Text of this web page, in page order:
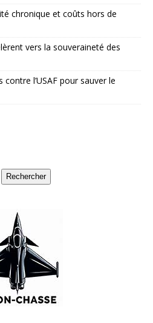
chronique et coûts hors de
vers la souveraineté des
contre l’USAF pour sauver le
Rechercher